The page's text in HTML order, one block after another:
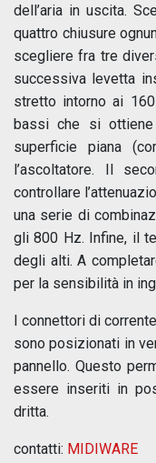
dell’aria in uscita.
quattro chiusure
scegliere fra tre
successiva levetta
stretto intorno ai
bassi che si
superficie piana
l’ascoltatore. Il
controllare
una serie di
gli 800 Hz. Infine, il
degli alti. A
per la sensibilità in
I connettori di
sono posizionati in
pannello. Questo
essere inseriti in
dritta.
contatti: MIDIWARE